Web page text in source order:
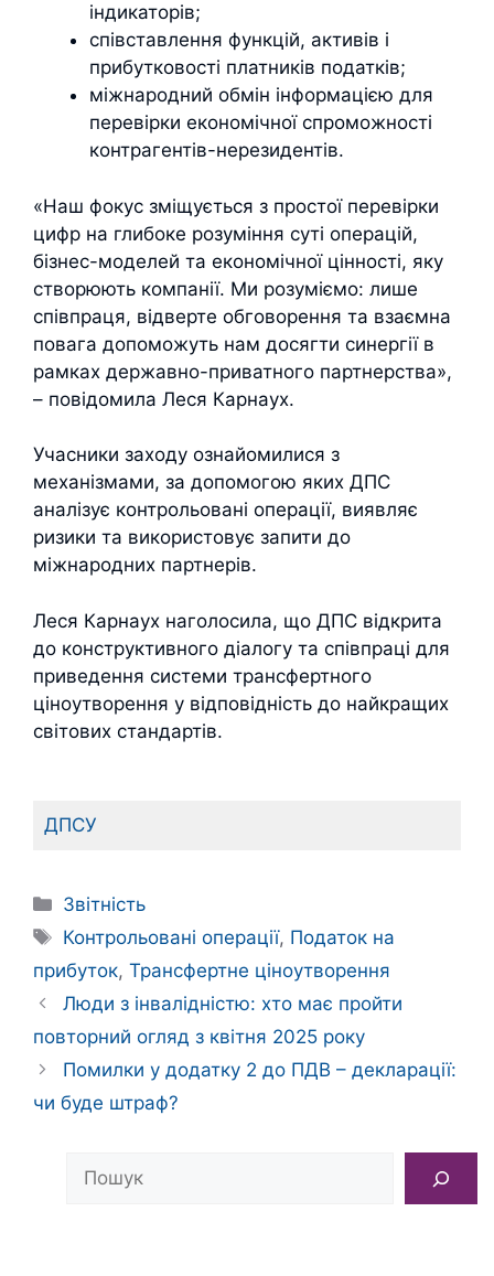
індикаторів;
співставлення функцій, активів і
прибутковості платників податків;
міжнародний обмін інформацією для
перевірки економічної спроможності
контрагентів-нерезидентів.
«Наш фокус зміщується з простої перевірки
цифр на глибоке розуміння суті операцій,
бізнес-моделей та економічної цінності, яку
створюють компанії. Ми розуміємо: лише
співпраця, відверте обговорення та взаємна
повага допоможуть нам досягти синергії в
рамках державно-приватного партнерства»,
– повідомила Леся Карнаух.
Учасники заходу ознайомилися з
механізмами, за допомогою яких ДПС
аналізує контрольовані операції, виявляє
ризики та використовує запити до
міжнародних партнерів.
Леся Карнаух наголосила, що ДПС відкрита
до конструктивного діалогу та співпраці для
приведення системи трансфертного
ціноутворення у відповідність до найкращих
світових стандартів.
ДПСУ
Категорії
Звітність
Позначки
Контрольовані операції, Податок на
прибуток, Трансфертне ціноутворення
Люди з інвалідністю: хто має пройти
повторний огляд з квітня 2025 року
Помилки у додатку 2 до ПДВ – декларації:
чи буде штраф?
Пошук